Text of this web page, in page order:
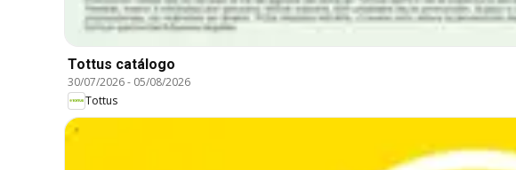
Tottus catálogo
30/07/2026- 05/08/2026
Tottus